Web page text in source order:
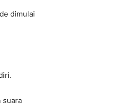
dimulai
suara